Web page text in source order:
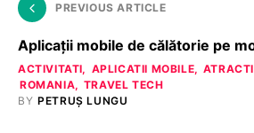
PREVIOUS ARTICLE
Aplicaţii mobile de călătorie pe
ACTIVITATI APLICATII MOBILE
ROMANIA
TRAVEL TECH
BY PETRUȘ LUNGU